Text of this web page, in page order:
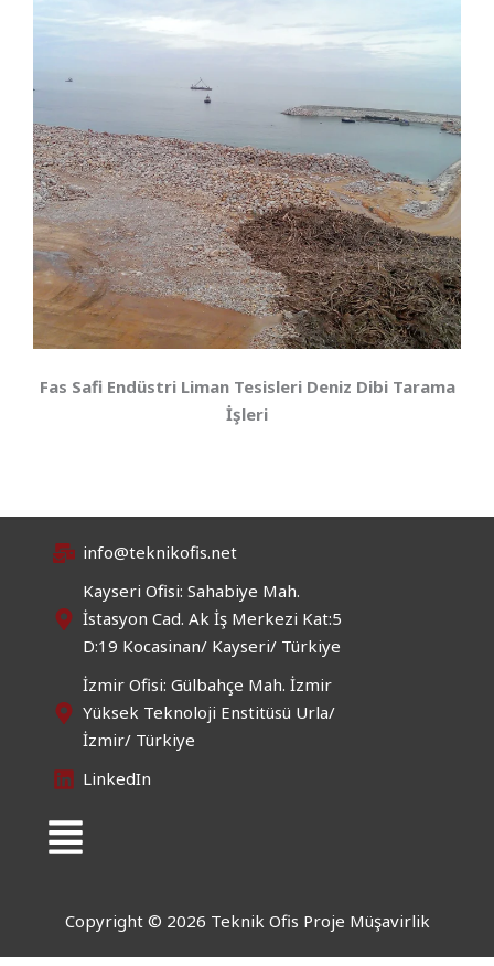
Fas Safi Endüstri Liman Tesisleri Deniz Dibi Tarama
İşleri
info@teknikofis.net
Kayseri Ofisi: Sahabiye Mah.
İstasyon Cad. Ak İş Merkezi Kat:5
D:19 Kocasinan/ Kayseri/ Türkiye
İzmir Ofisi: Gülbahçe Mah. İzmir
Yüksek Teknoloji Enstitüsü Urla/
İzmir/ Türkiye
LinkedIn
Menü
Copyright © 2026 Teknik Ofis Proje Müşavirlik